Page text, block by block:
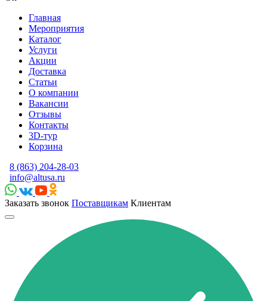
Главная
Мероприятия
Каталог
Услуги
Акции
Доставка
Статьи
О компании
Вакансии
Отзывы
Контакты
3D-тур
Корзина
8 (863) 204-28-03
info@altusa.ru
Заказать звонок Поставщикам Клиентам